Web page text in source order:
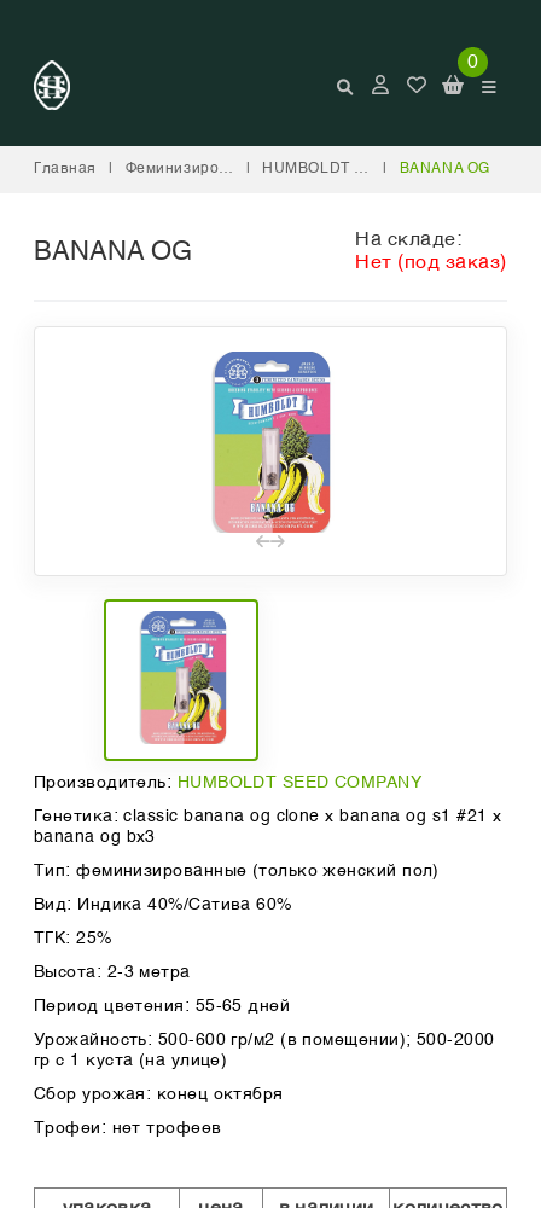
0
Главная Феминизированные HUMBOLDT SEED COMPANY BANANA OG
BANANA OG
На складе:
Нет (под заказ)
Производитель: HUMBOLDT SEED COMPANY
Генетика: classic banana og clone x banana og s1 #21 x
banana og bx3
Тип: феминизированные (только женский пол)
Вид: Индика 40%/Сатива 60%
ТГК: 25%
Высота: 2-3 метра
Период цветения: 55-65 дней
Урожайность: 500-600 гр/м2 (в помещении); 500-2000
гр с 1 куста (на улице)
Сбор урожая: конец октября
Трофеи: нет трофеев